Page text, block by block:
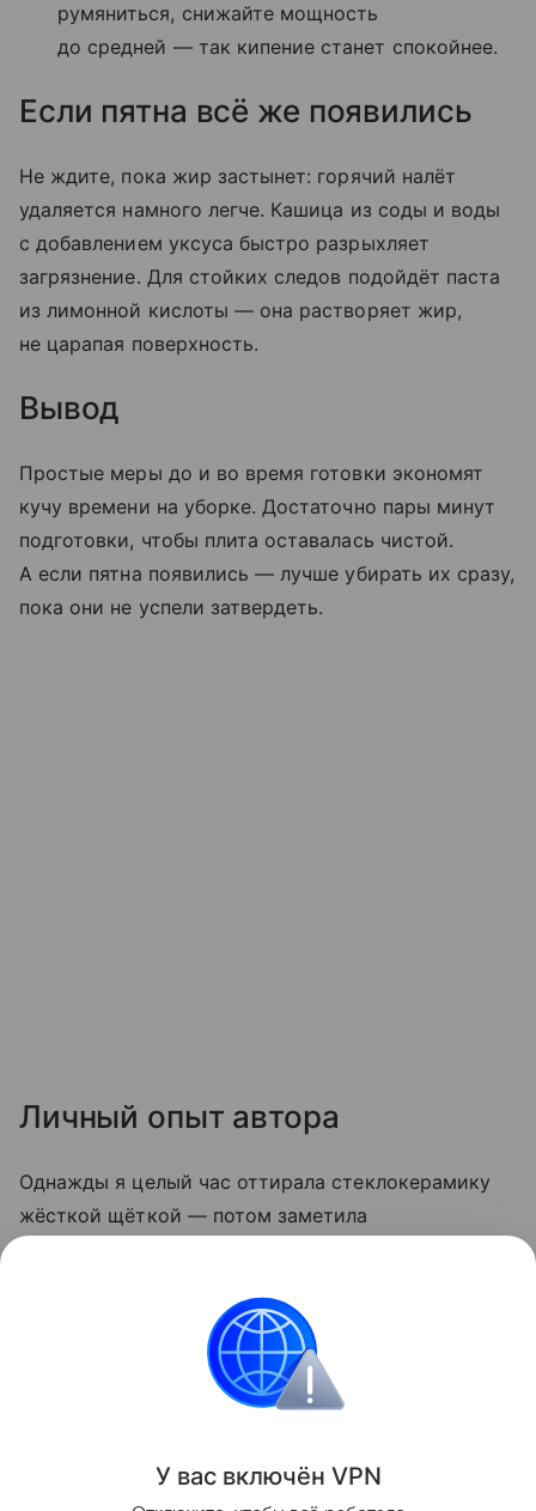
румяниться, снижайте мощность
до средней — так кипение станет спокойнее.
Если пятна всё же появились
Не ждите, пока жир застынет: горячий налёт
удаляется намного легче. Кашица из соды и воды
с добавлением уксуса быстро разрыхляет
загрязнение. Для стойких следов подойдёт паста
из лимонной кислоты — она растворяет жир,
не царапая поверхность.
Вывод
Простые меры до и во время готовки экономят
кучу времени на уборке. Достаточно пары минут
подготовки, чтобы плита оставалась чистой.
А если пятна появились — лучше убирать их сразу,
пока они не успели затвердеть.
Личный опыт автора
Однажды я целый час оттирала стеклокерамику
жёсткой щёткой — потом заметила
стороной губки и содой. Теперь плита выглядит
опрятно даже после самых «бурных» блюд.
У вас включён VPN